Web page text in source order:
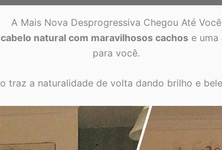
A Mais Nova Desprogressiva Chegou Até Você
cabelo natural com maravilhosos cachose uma
para você.
traz a naturalidade de volta dando brilho e